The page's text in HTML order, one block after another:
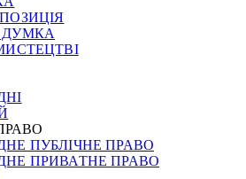
ПУБЛІЧНЕ ПРАВО
ПРИВАТНЕ ПРАВО